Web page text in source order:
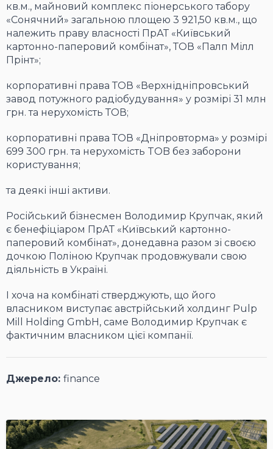
кв.м., майновий комплекс піонерського табору
«Сонячний» загальною площею 3 921,50 кв.м., що
належить праву власності ПрАТ «Київський
картонно-паперовий комбінат», ТОВ «Палп Мілл
Прінт»;
корпоративні права ТОВ «Верхнідніпровський
завод потужного радіобудування» у розмірі 31 млн
грн. та нерухомість ТОВ;
корпоративні права ТОВ «Дніпровторма» у розмірі
699 300 грн. та нерухомість TOB без заборони
користування;
та деякі інші активи.
Російський бізнесмен Володимир Крупчак, який
є бенефіціаром ПрАТ «Київський картонно-
паперовий комбінат», донедавна разом зі своєю
дочкою Поліною Крупчак продовжували свою
діяльність в Україні.
І хоча на комбінаті стверджують, що його
власником виступає австрійський холдинг Pulp
Mill Holding GmbH, саме Володимир Крупчак є
фактичним власником цієї компанії.
Джерело: finance